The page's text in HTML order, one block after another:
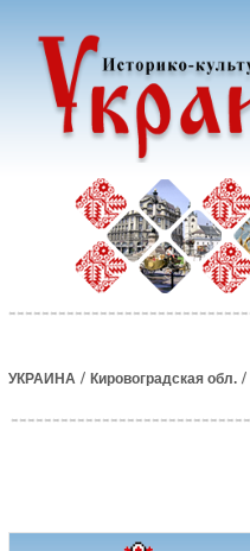
УКРАИНА / Кировоградская обл. /